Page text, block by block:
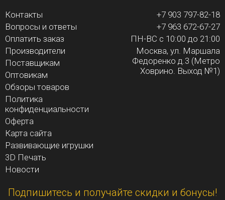
Контакты
Вопросы и ответы
Оплатить заказ
Производители
Поставщикам
Оптовикам
Обзоры товаров
Политика
конфиденциальности
Оферта
Карта сайта
Развивающие игрушки
3D Печать
Новости
+7 903 797-82-18
+7 963 672-67-27
ПН-ВС с 10:00 до 21:00
Москва, ул. Маршала
Федоренко д.3 (Метро
Ховрино. Выход №1)
Подпишитесь и получайте скидки и бонусы!